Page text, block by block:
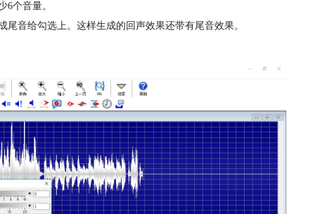
6个音量。
音给勾选上。这样生成的回声效果还带有尾音效果。